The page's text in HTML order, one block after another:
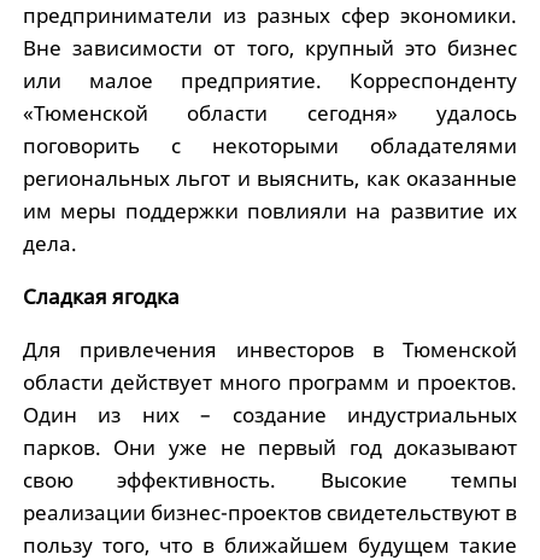
предприниматели из разных сфер экономики.
Вне зависимости от того, крупный это бизнес
или малое предприятие. Корреспонденту
«Тюменской области сегодня» удалось
поговорить с некоторыми обладателями
региональных льгот и выяснить, как оказанные
им меры поддержки повлияли на развитие их
дела.
Сладкая ягодка
Для привлечения инвесторов в Тюменской
области действует много программ и проектов.
Один из них – создание индустриальных
парков. Они уже не первый год доказывают
свою эффективность. Высокие темпы
реализации бизнес-проектов свидетельствуют в
пользу того, что в ближайшем будущем такие